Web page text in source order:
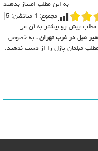
به این مطلب امتیاز بدهید
[مجموع: 1 میانگین:5
پیش رو بیشتر به آن می
مبل در غرب تهران، به خصوص
مبلمان پازل را از دست ندهید.